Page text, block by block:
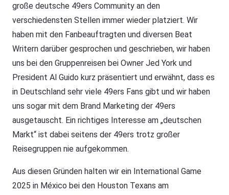
große deutsche 49ers Community an den
verschiedensten Stellen immer wieder platziert. Wir
haben mit den Fanbeauftragten und diversen Beat
Writern darüber gesprochen und geschrieben, wir haben
uns bei den Gruppenreisen bei Owner Jed York und
President Al Guido kurz präsentiert und erwähnt, dass es
in Deutschland sehr viele 49ers Fans gibt und wir haben
uns sogar mit dem Brand Marketing der 49ers
ausgetauscht. Ein richtiges Interesse am „deutschen
Markt“ ist dabei seitens der 49ers trotz großer
Reisegruppen nie aufgekommen.
Aus diesen Gründen halten wir ein International Game
2025 in México bei den Houston Texans am